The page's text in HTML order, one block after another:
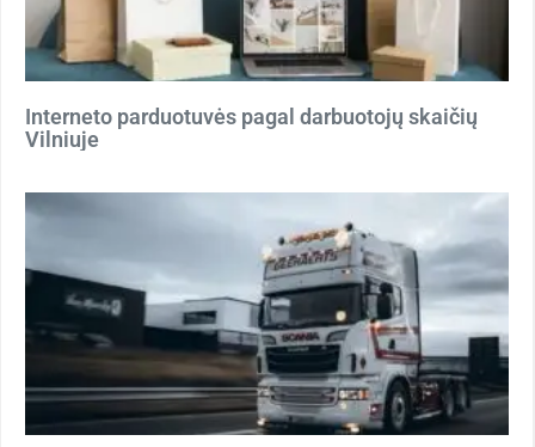
Interneto parduotuvės pagal darbuotojų skaičių
Vilniuje